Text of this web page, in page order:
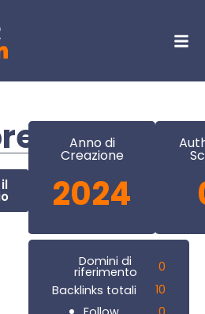
Anno di
Creazione
2024
Domini di
riferimento
0
Backlinks totali
10